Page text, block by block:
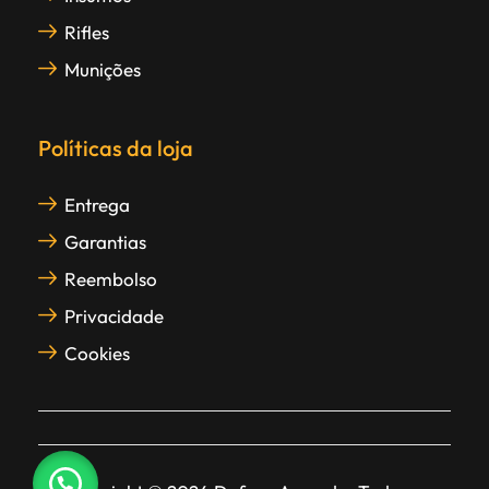
Rifles
Munições
Políticas da loja
Entrega
Garantias
Reembolso
Privacidade
Cookies